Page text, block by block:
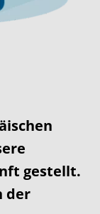
gestellt.
der